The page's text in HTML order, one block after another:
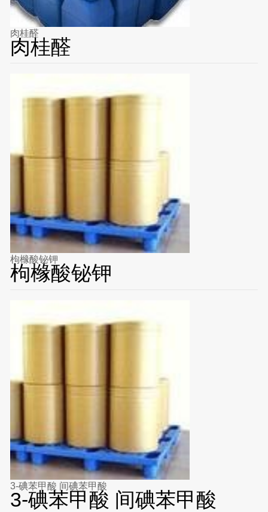
肉桂醛
肉桂醛
枸橼酸铋钾
枸橼酸铋钾
3-碘苯甲酸 间碘苯甲酸
3-碘苯甲酸 间碘苯甲酸